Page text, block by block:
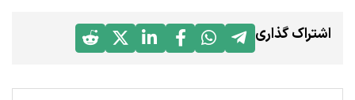
اشتراک گذاری